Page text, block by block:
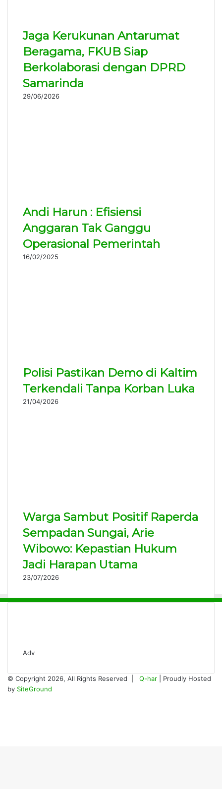
Jaga Kerukunan Antarumat
Beragama, FKUB Siap
Berkolaborasi dengan DPRD
Samarinda
29/06/2026
Andi Harun : Efisiensi
Anggaran Tak Ganggu
Operasional Pemerintah
16/02/2025
Polisi Pastikan Demo di Kaltim
Terkendali Tanpa Korban Luka
21/04/2026
Warga Sambut Positif Raperda
Sempadan Sungai, Arie
Wibowo: Kepastian Hukum
Jadi Harapan Utama
23/07/2026
Adv
© Copyright 2026, All Rights Reserved | Q-har | Proudly Hosted
by SiteGround